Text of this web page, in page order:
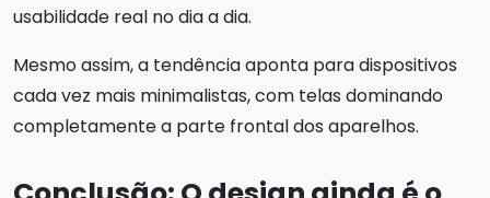
usabilidade real no dia a dia.
Mesmo assim, a tendência aponta para dispositivos
cada vez mais minimalistas, com telas dominando
completamente a parte frontal dos aparelhos.